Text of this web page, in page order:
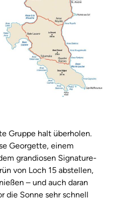
Gruppe halt überholen.
Georgette, einem
grandiosen Signature-
von Loch 15 abstellen,
– und auch daran
die Sonne sehr schnell